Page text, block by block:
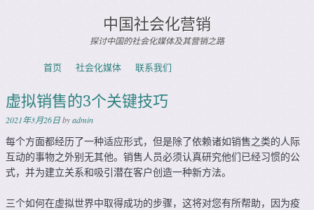
中国社会化营销
探讨中国的社会化媒体及其营销之路
Menu
Skip to content
首页 社会化媒体 联系我们
虚拟销售的3个关键技巧
2021年3月26日byadmin
每个方面都经历了一种适应形式，但是除了依赖诸如销售之类的人际
互动的事物之外别无其他。销售人员必须认真研究他们已经习惯的公
式，并为建立关系和吸引潜在客户创造一种新方法。
三个如何在虚拟世界中取得成功的步骤，这将对您有所帮助，因为疫